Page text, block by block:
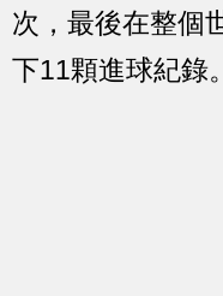
次，最後在整個
下11顆進球紀錄。